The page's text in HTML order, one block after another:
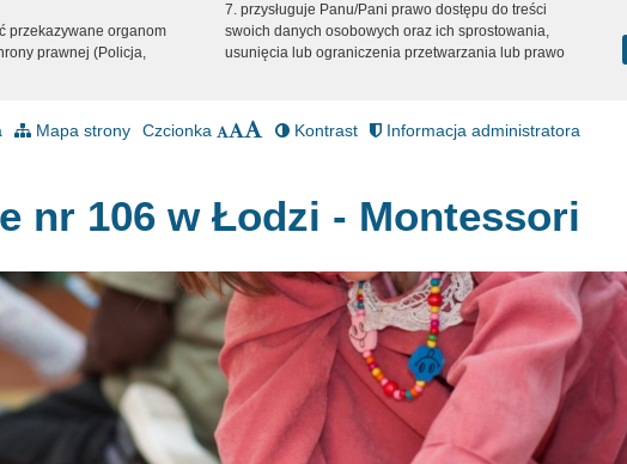
przekazywane organom
prawnej (Policja,
7. przysługuje Panu/Pani prawo dostępu do treści
swoich danych osobowych oraz ich sprostowania,
usunięcia lub ograniczenia przetwarzania lub prawo
Mapa strony Czcionka Kontrast Informacja administratora
nr 106 w Łodzi - Montessori